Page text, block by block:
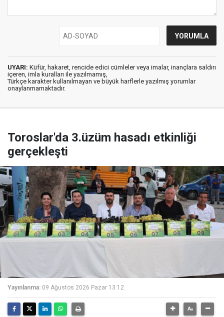
UYARI: Küfür, hakaret, rencide edici cümleler veya imalar, inançlara saldırı
içeren, imla kuralları ile yazılmamış,
Türkçe karakter kullanılmayan ve büyük harflerle yazılmış yorumlar
onaylanmamaktadır.
Toroslar'da 3.üzüm hasadı etkinliği
gerçekleşti
Yayınlanma: 09 Ağustos 2026 Pazar 13:12